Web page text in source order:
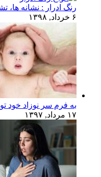
رنگ ادرار : نشانه ها،
۶ خرداد, ۱۳۹۸
به فرم سر نوزاد خود
۱۷ مرداد, ۱۳۹۷